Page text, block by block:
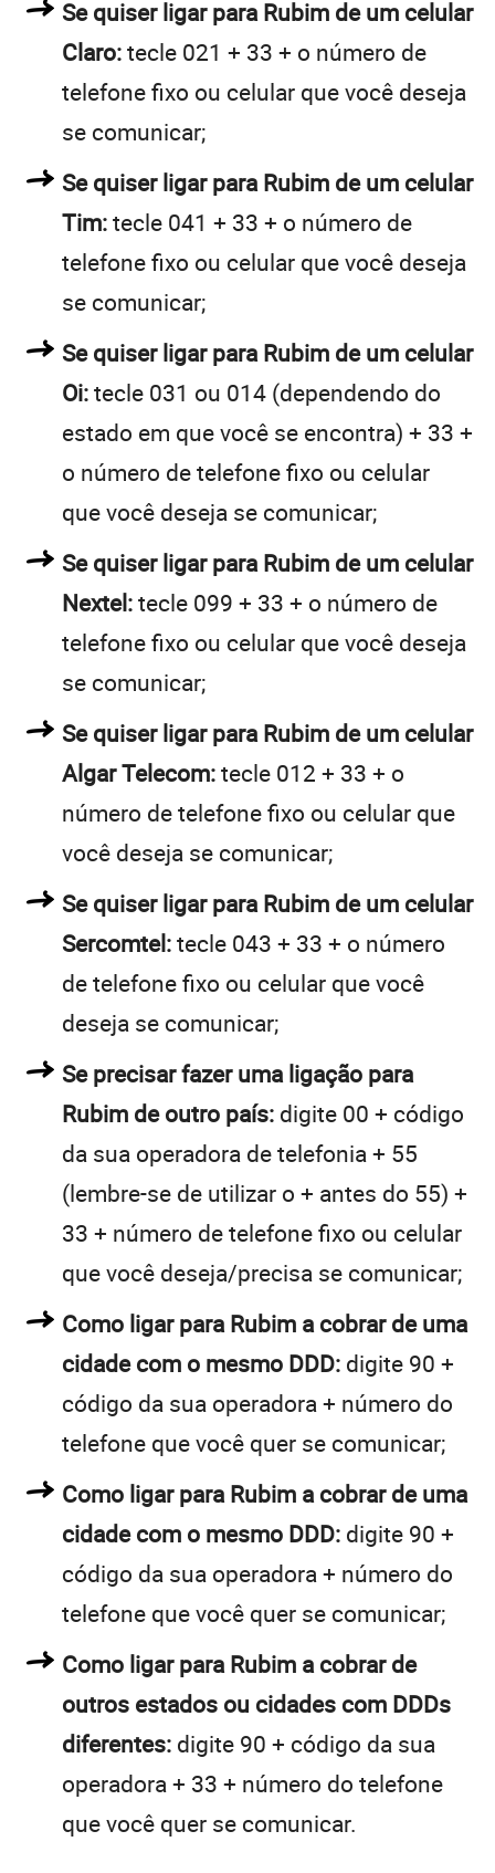
Se quiser ligar para Rubim de um celular
Claro:tecle 021 + 33 + o número de
telefone fixo ou celular que você deseja
se comunicar;
Se quiser ligar para Rubim de um celular
Tim:tecle 041 + 33 + o número de
telefone fixo ou celular que você deseja
se comunicar;
Se quiser ligar para Rubim de um celular
Oi:tecle 031 ou 014 (dependendo do
estado em que você se encontra) + 33 +
o número de telefone fixo ou celular
que você deseja se comunicar;
Se quiser ligar para Rubim de um celular
Nextel:tecle 099 + 33 + o número de
telefone fixo ou celular que você deseja
se comunicar;
Se quiser ligar para Rubim de um celular
Algar Telecom:tecle 012 + 33 + o
número de telefone fixo ou celular que
você deseja se comunicar;
Se quiser ligar para Rubim de um celular
Sercomtel:tecle 043 + 33 + o número
de telefone fixo ou celular que você
deseja se comunicar;
Se precisar fazer uma ligação para
Rubim de outro país: digite 00 + código
da sua operadora de telefonia + 55
(lembre-se de utilizar o + antes do 55) +
33 + número de telefone fixo ou celular
que você deseja/precisa se comunicar;
Como ligar para Rubim a cobrar de uma
cidade com o mesmo DDD: digite 90 +
código da sua operadora + número do
telefone que você quer se comunicar;
Como ligar para Rubim a cobrar de uma
cidade com o mesmo DDD: digite 90 +
código da sua operadora + número do
telefone que você quer se comunicar;
Como ligar para Rubim a cobrar de
outros estados ou cidades com DDDs
diferentes: digite 90 + código da sua
operadora + 33 + número do telefone
que você quer se comunicar.